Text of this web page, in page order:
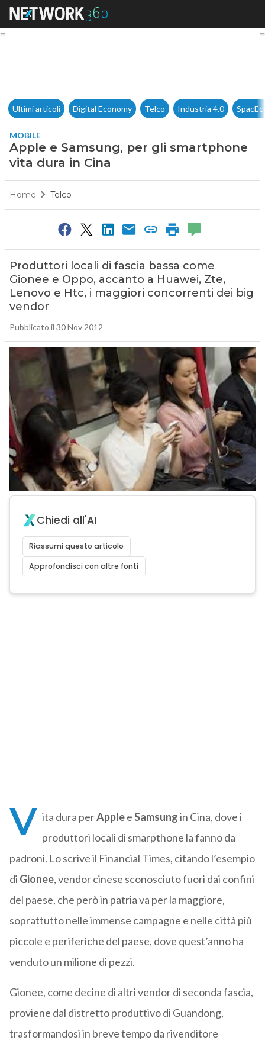
Apple e Samsung, per gli
Ultimi articoli Digital Economy Telco Industria 4.0
MOBILE
Apple e Samsung, per gli smartphone
vita dura in Cina
Home Telco
Produttori locali di fascia bassa come
Gionee e Oppo, accanto a Huawei, Zte,
Lenovo e Htc, i maggiori concorrenti dei big
vendor
Pubblicato il 30 Nov 2012
Chiedi all'AI
Riassumi questo articolo
Approfondisci con altre fonti
V ita dura perAppleeSamsungin Cina, dove i
produttori locali di smarpthone la fanno da
padroni. Lo scrive il Financial Times, citando l’esempio
di Gionee, vendor cinese sconosciuto fuori dai confini
del paese, che però in patria va per la maggiore,
soprattutto nelle immense campagne e nelle città più
piccole e periferiche del paese, dove quest’anno ha
venduto un milione di pezzi.
Gionee, come decine di altri vendor di seconda fascia,
proviene dal distretto produttivo di Guandong,
trasformandosi in breve tempo da rivenditore